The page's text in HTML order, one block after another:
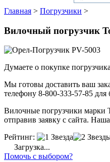
Главная > Погрузчики >
Вилочный погрузчик
Думаете о покупке
Мы готовы доставить ваш
телефону 8-800-333-57-85 для
Вилочные погрузчики марки
отправив заявку с сайта.
Рейтинг:
Загрузка...
Помочь с выбором?